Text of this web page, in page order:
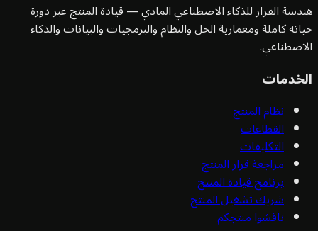
القرار للذكاء الاصطناعي المادي — قيادة المنتج عبر دورة
كاملة ومعمارية الحل والنظام والبرمجيات والبيانات والذكاء
نظام المنتج
القطاعات
التكليفات
مراجعة قرار المنتج
برنامج قيادة المنتج
شريك تشغيل المنتج
ناقشوا منتجكم